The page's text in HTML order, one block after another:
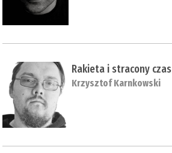
Rakieta i stracony czas
Krzysztof Karnkowski